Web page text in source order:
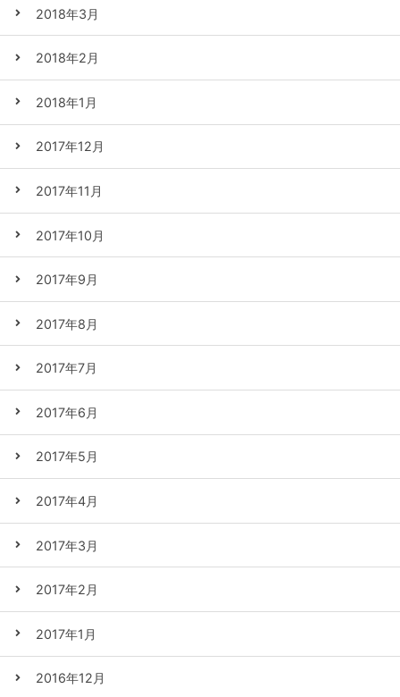
2018年3月
2018年2月
2018年1月
2017年12月
2017年11月
2017年10月
2017年9月
2017年8月
2017年7月
2017年6月
2017年5月
2017年4月
2017年3月
2017年2月
2017年1月
2016年12月